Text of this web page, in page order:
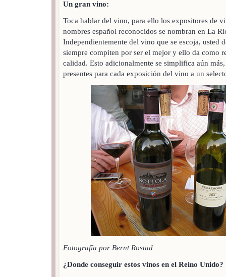
Un gran vino:
Toca hablar del vino, para ello los expositores de
nombres español reconocidos se nombran en La
Independientemente del vino que se escoja, usted
siempre compiten por ser el mejor y ello da como
calidad. Esto adicionalmente se simplifica aún
presentes para cada exposición del vino a un
Fotografía por Bernt Rostad
¿Donde conseguir estos vinos en el Reino Unido?